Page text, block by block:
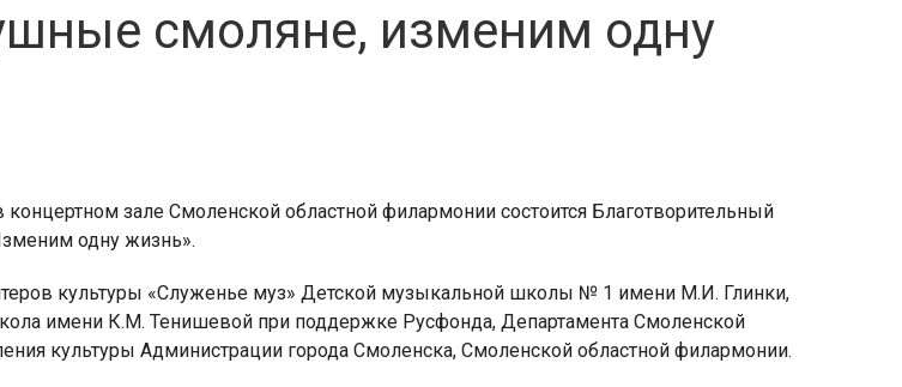
6 лет
1-5 июня, Летняя
творческая мастерская
смоляне, изменим одну
концертном зале Смоленской областной филармонии состоится Благотворительный
одну жизнь».
культуры «Служенье муз» Детской музыкальной школы № 1 имени М.И. Глинки,
имени К.М. Тенишевой при поддержке Русфонда, Департамента Смоленской
культуры Администрации города Смоленска, Смоленской областной филармонии.